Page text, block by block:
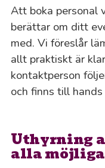
Att boka personal
berättar om ditt
med. Vi föreslår
allt praktiskt är
kontaktperson
och finns till
Uthyrning
alla